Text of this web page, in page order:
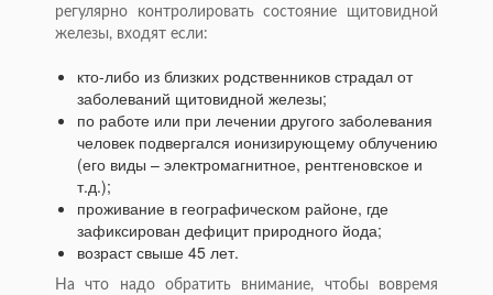
регулярно контролировать состояние щитовидной
железы, входят если:
кто-либо из близких родственников страдал от
заболеваний щитовидной железы;
по работе или при лечении другого заболевания
человек подвергался ионизирующему облучению
(его виды – электромагнитное, рентгеновское и
т.д.);
проживание в географическом районе, где
зафиксирован дефицит природного йода;
возраст свыше 45 лет.
На что надо обратить внимание, чтобы вовремя